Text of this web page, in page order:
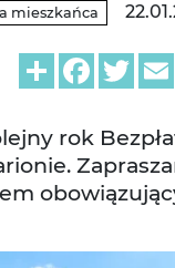
mieszkańca
ShareFacebook
rok